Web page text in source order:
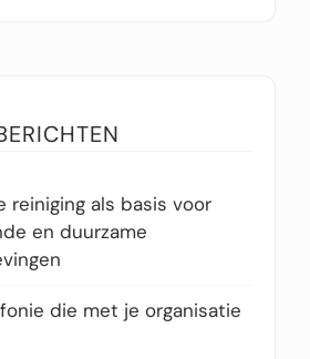
reiniging als basis voor
en duurzame
die met je organisatie